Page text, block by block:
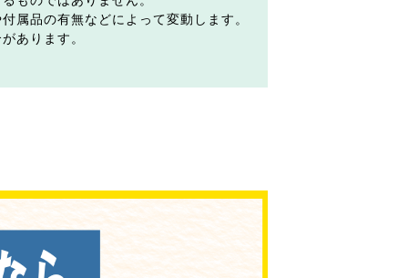
属品の有無などによって変動します。
あります。